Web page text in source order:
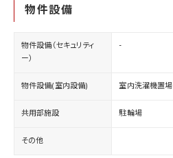
物件設備
物件設備（セキュリティ
ー）
-
物件設備(室内設備) 室内洗濯機置場
共用部施設 駐輪場
その他